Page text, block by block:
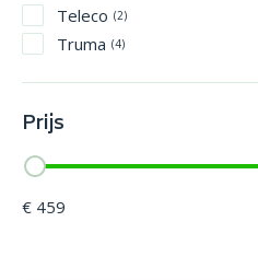
Teleco (2)
Truma (4)
Prijs
€ 459